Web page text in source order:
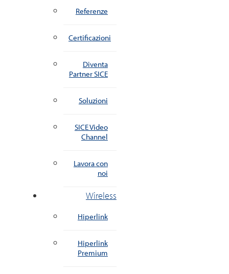
Referenze
Certificazioni
Diventa
Partner SICE
Soluzioni
SICE Video
Channel
Lavora con
noi
Wireless
Hiperlink
Hiperlink
Premium